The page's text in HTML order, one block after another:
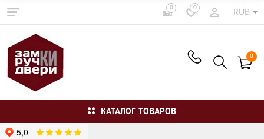
0 0
RUB
0
КАТАЛОГ ТОВАРОВ